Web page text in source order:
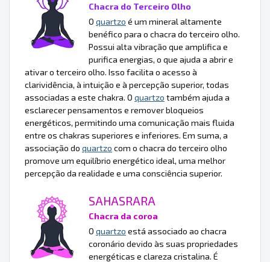
Chacra do Terceiro Olho
O quartzo é um mineral altamente
benéfico para o chacra do terceiro olho.
Possui alta vibração que amplifica e
purifica energias, o que ajuda a abrir e
ativar o terceiro olho. Isso facilita o acesso à
clarividência, à intuição e à percepção superior, todas
associadas a este chakra. O quartzo também ajuda a
esclarecer pensamentos e remover bloqueios
energéticos, permitindo uma comunicação mais fluida
entre os chakras superiores e inferiores. Em suma, a
associação do quartzo com o chacra do terceiro olho
promove um equilíbrio energético ideal, uma melhor
percepção da realidade e uma consciência superior.
SAHASRARA
Chacra da coroa
O quartzo está associado ao chacra
coronário devido às suas propriedades
energéticas e clareza cristalina. É